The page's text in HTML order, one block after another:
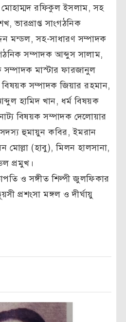
রফিকুল ইসলাম, সহ
ভারপ্রাপ্ত সাংগঠনিক
মন্ডল, সহ-সাধারণ সম্পাদক
সম্পাদক আব্দুস সালাম,
মাস্টার ফারজানুল
সম্পাদক জিয়ার রহমান,
হামিদ খান, ধর্ম বিষয়ক
বিষয়ক সম্পাদক দেলোয়ার
সদস্য হুমায়ুন কবির, ইমরান
(হাবু), মিলন হালসানা,
প্রমুখ।
ও সঙ্গীত শিল্পী জুলফিকার
প্রশংসা মঙ্গল ও দীর্ঘায়ু